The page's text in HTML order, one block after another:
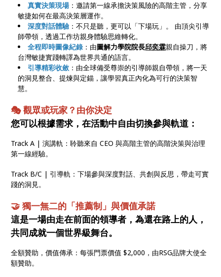
真實決策現場：邀請第一線承擔決策風險的高階主管，分享
敏捷如何在最高決策層運作。
深度對話體驗 ：不只是聽，更可以「下場玩」。 由頂尖引導
師帶領，透過工作坊親身體驗思維轉化。
全程即時圖像紀錄 ：由圖解力學院院長邱奕霖親自操刀，將
台灣敏捷實踐轉譯為世界共通的語言。
引導精彩收斂 ：由全球備受尊崇的引導師親自帶領，將一天
的洞見整合、提煉與定錨，讓學習真正內化為可行的決策智
慧。
🎭 觀眾或玩家？由你決定
您可以根據需求，在活動中自由切換參與軌道：
Track A | 演講軌：聆聽來自 CEO 與高階主管的高階決策與治理
第一線經驗。
Track B/C | 引導軌：下場參與深度對話、共創與反思，帶走可實
踐的洞見。
🤝 獨一無二的「推薦制」與價值承諾
這是一場由走在前面的領導者，為還在路上的人，
共同成就一個世界級舞台。
全額贊助，價值傳承：每張門票價值 $2,000，由RSG品牌大使全
額贊助。